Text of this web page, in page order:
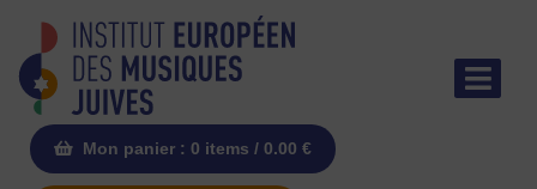
Mon panier : 0 items / 0.00 €